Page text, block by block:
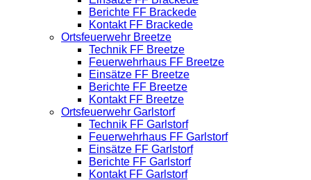
Berichte FF Brackede
Kontakt FF Brackede
Ortsfeuerwehr Breetze
Technik FF Breetze
Feuerwehrhaus FF Breetze
Einsätze FF Breetze
Berichte FF Breetze
Kontakt FF Breetze
Ortsfeuerwehr Garlstorf
Technik FF Garlstorf
Feuerwehrhaus FF Garlstorf
Einsätze FF Garlstorf
Berichte FF Garlstorf
Kontakt FF Garlstorf